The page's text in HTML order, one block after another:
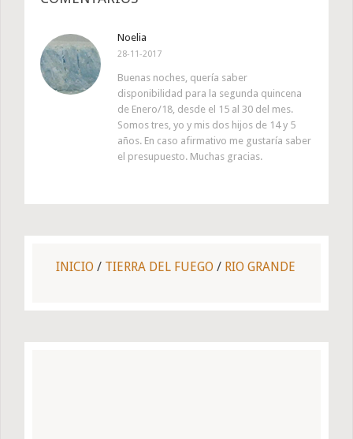
Noelia
28-11-2017
Buenas noches, quería saber
disponibilidad para la segunda quincena
de Enero/18, desde el 15 al 30 del mes.
Somos tres, yo y mis dos hijos de 14 y 5
años. En caso afirmativo me gustaría saber
el presupuesto. Muchas gracias.
INICIO / TIERRA DEL FUEGO / RIO GRANDE